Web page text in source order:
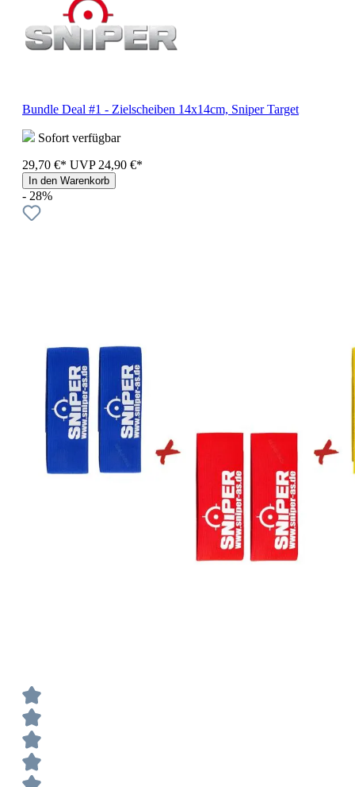
Bundle Deal #1 - Zielscheiben 14x14cm, Sniper Target
Sofort verfügbar
29,70 €* UVP 24,90 €*
In den Warenkorb
- 28%